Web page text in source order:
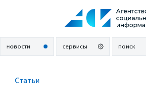
новости сервисы поиск
Статьи